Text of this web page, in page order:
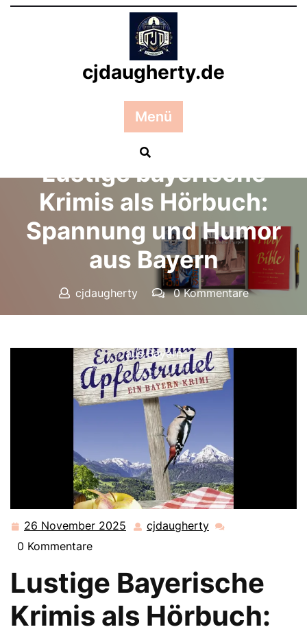
Zum
cjdaugherty.de
Menü
Lustige bayerische
Krimis als Hörbuch:
Spannung und Humor
aus Bayern
cjdaugherty
0 Kommentare
aus Bayern
26 November 2025 26 cjdaugherty cjdaugherty
0 Kommentare
Lustige Bayerische
Krimis als Hörbuch: